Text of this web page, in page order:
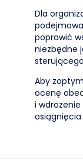
Dla
poprawić
niezbędne
Aby
ocenę
i
osiągnięcia